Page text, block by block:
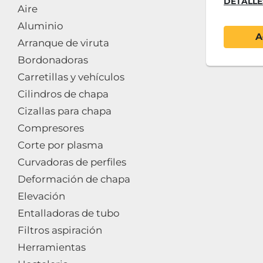
Aire
Aluminio
Arranque de viruta
Bordonadoras
Carretillas y vehículos
Cilindros de chapa
Cizallas para chapa
Compresores
Corte por plasma
Curvadoras de perfiles
Deformación de chapa
Elevación
Entalladoras de tubo
Filtros aspiración
Herramientas